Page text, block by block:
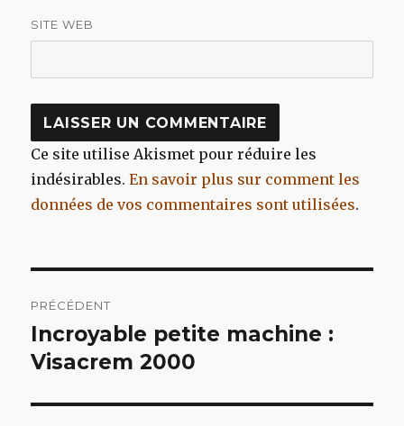
SITE WEB
Ce site utilise Akismet pour réduire les
indésirables.En savoir plus sur comment les
données de vos commentaires sont utilisées.
de
l’article
PRÉCÉDENT
Article
précédent :
Incroyable petite machine :
Visacrem 2000